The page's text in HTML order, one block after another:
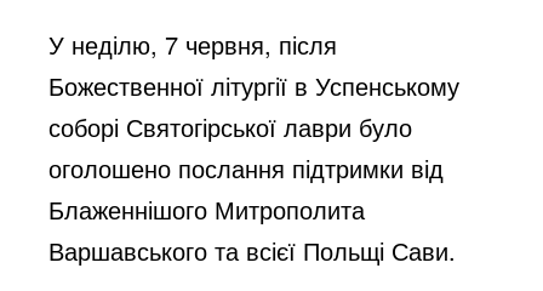
У неділю, 7 червня, після
Божественної літургії в Успенському
соборі Святогірської лаври було
оголошено послання підтримки від
Блаженнішого Митрополита
Варшавського та всієї Польщі Сави.